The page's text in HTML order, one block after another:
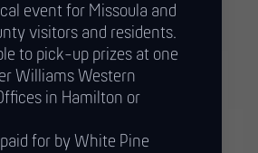
event for Missoula and
visitors and residents.
to pick-up prizes at one
Williams Western
in Hamilton or
for by White Pine